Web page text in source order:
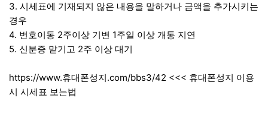
3. 시세표에 기재되지 않은 내용을 말하거나 금액을 추가시키는
경우
4. 번호이동 2주이상 기변 1주일 이상 개통 지연
5. 신분증 맡기고 2주 이상 대기
https://www.휴대폰성지.com/bbs3/42 <<< 휴대폰성지 이용
시 시세표 보는법